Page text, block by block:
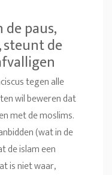
paus,
steunt de
tegen alle
wil beweren dat
met de moslims.
(wat in de
de islam een
is niet waar,